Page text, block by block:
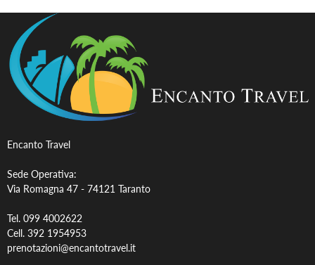
Encanto Travel
Sede Operativa:
Via Romagna 47 - 74121 Taranto
Tel. 099 4002622
Cell. 392 1954953
prenotazioni@encantotravel.it